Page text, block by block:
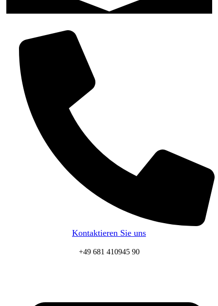
Kontaktieren Sie uns
+49 681 410945 90